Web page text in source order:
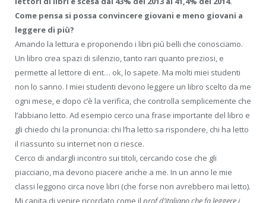
Come pensa si possa convincere giovani e meno giovani a
leggere di più?
Amando la lettura e proponendo i libri più belli che conosciamo.
Un libro crea spazi di silenzio, tanto rari quanto preziosi, e
permette al lettore di ent… ok, lo sapete. Ma molti miei studenti
non lo sanno. I miei studenti devono leggere un libro scelto da me
ogni mese, e dopo c’è la verifica, che controlla semplicemente che
l’abbiano letto. Ad esempio cerco una frase importante del libro e
gli chiedo chi la pronuncia: chi l’ha letto sa rispondere, chi ha letto
il riassunto su internet non ci riesce.
Cerco di andargli incontro sui titoli, cercando cose che gli
piacciano, ma devono piacere anche a me. In un anno le mie
classi leggono circa nove libri (che forse non avrebbero mai letto).
Mi capita di venire ricordato come il prof d’italiano che fa leggere i